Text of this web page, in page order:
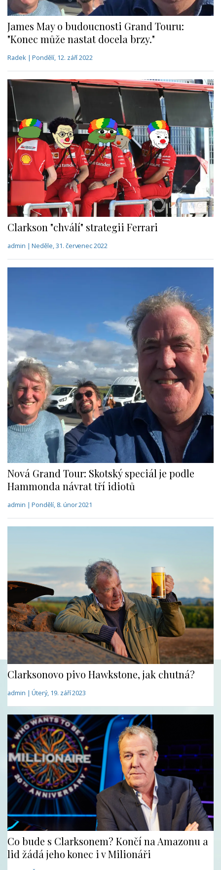
James May o budoucnosti Grand Touru:
"Konec může nastat docela brzy."
Radek | Pondělí, 12. září 2022
Clarkson "chválí" strategii Ferrari
admin | Neděle, 31. červenec 2022
Nová Grand Tour: Skotský speciál je podle
Hammonda návrat tří idiotů
admin | Pondělí, 8. únor 2021
Clarksonovo pivo Hawkstone, jak chutná?
admin | Úterý, 19. září 2023
Co bude s Clarksonem? Končí na Amazonu a
lid žádá jeho konec i v Milionáři